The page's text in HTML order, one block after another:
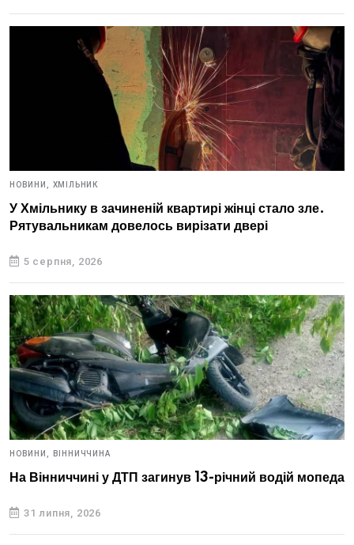
НОВИНИ, ХМІЛЬНИК
У Хмільнику в зачиненій квартирі жінці стало зле.
Рятувальникам довелось вирізати двері
5 серпня, 2026
НОВИНИ, ВІННИЧЧИНА
На Вінниччині у ДТП загинув 13-річний водій мопеда
31 липня, 2026